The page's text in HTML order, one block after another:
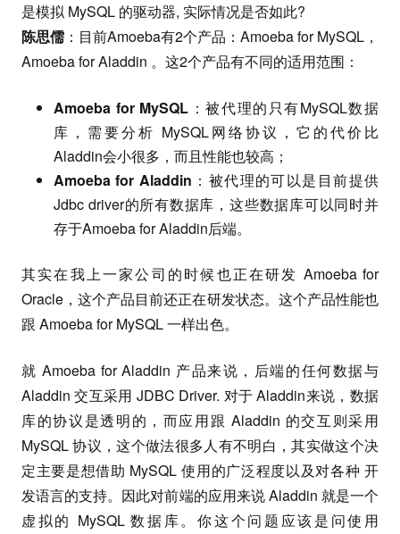
是模拟 MySQL 的驱动器, 实际情况是否如此?
陈思儒 ：目前Amoeba有2个产品：Amoeba for MySQL，
Amoeba for Aladdin 。这2个产品有不同的适用范围：
Amoeba for MySQL ：被代理的只有MySQL数据
库，需要分析 MySQL网络协议，它的代价比
Aladdin会小很多，而且性能也较高；
Amoeba for Aladdin ：被代理的可以是目前提供
Jdbc driver的所有数据库，这些数据库可以同时并
存于Amoeba for Aladdin后端。
其实在我上一家公司的时候也正在研发 Amoeba for
Oracle，这个产品目前还正在研发状态。这个产品性能也
跟 Amoeba for MySQL 一样出色。
就 Amoeba for Aladdin 产品来说，后端的任何数据与
Aladdin 交互采用 JDBC Driver. 对于 Aladdin来说，数据
库的协议是透明的，而应用跟 Aladdin 的交互则采用
MySQL 协议，这个做法很多人有不明白，其实做这个决
定主要是想借助 MySQL 使用的广泛程度以及对各种 开
发语言的支持。因此对前端的应用来说 Aladdin 就是一个
虚拟的 MySQL 数据库。你这个问题应该是问使用